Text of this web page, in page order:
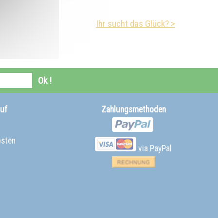
Ihr sucht das Glück? >
Ok !
Zahlungsmethoden
via PayPal